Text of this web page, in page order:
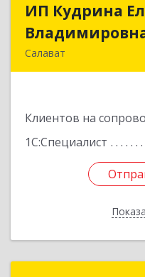
ИП Кудрина
Салават
Клиентов на
1С:Специалист